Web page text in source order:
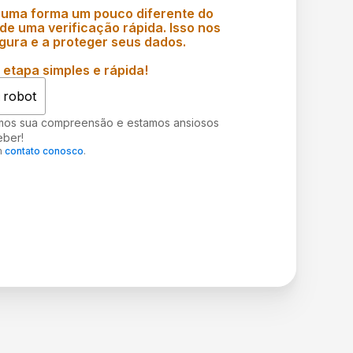
forma um pouco diferente do
uma verificação rápida. Isso nos
e a proteger seus dados.
simples e rápida!
robot
sua compreensão e estamos ansiosos
contato conosco.